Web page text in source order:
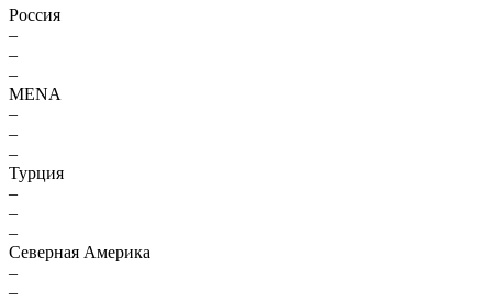
Россия
–
–
–
MENA
–
–
–
Турция
–
–
–
Северная Америка
–
–